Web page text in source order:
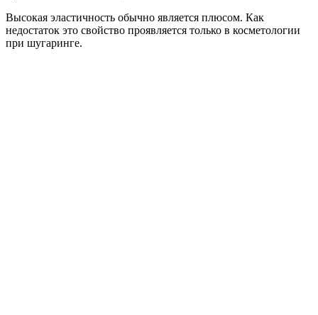
Высокая эластичность обычно является плюсом. Как
недостаток это свойство проявляется только в косметологии
при шугаринге.